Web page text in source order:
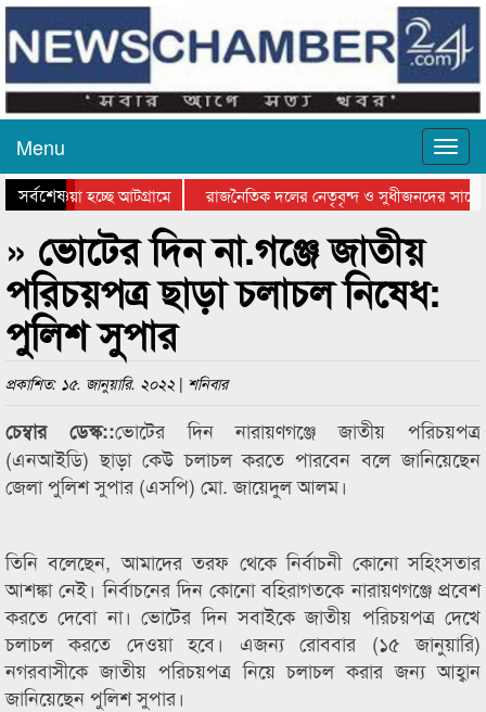
Menu
সর্বশেষ
যাওয়া হচ্ছে আটগ্রামে
রাজনৈতিক দলের নেতৃবৃন্দ ও সুধীজনদের সাথে
পুরস্কার বিতরণ সম্পন্ন
সিলেটে বাংলাদেশ গ্রুপ থিয়েটার
» ভোটের দিন না.গঞ্জে জাতীয়
পরিচয়পত্র ছাড়া চলাচল নিষেধ:
পুলিশ সুপার
প্রকাশিত: ১৫. জানুয়ারি. ২০২২ | শনিবার
চেম্বার ডেস্ক::ভোটের দিন নারায়ণগঞ্জে জাতীয় পরিচয়পত্র
(এনআইডি) ছাড়া কেউ চলাচল করতে পারবেন বলে জানিয়েছেন
জেলা পুলিশ সুপার (এসপি) মো. জায়েদুল আলম।
তিনি বলেছেন, আমাদের তরফ থেকে নির্বাচনী কোনো সহিংসতার
আশঙ্কা নেই। নির্বাচনের দিন কোনো বহিরাগতকে নারায়ণগঞ্জে প্রবেশ
করতে দেবো না। ভোটের দিন সবাইকে জাতীয় পরিচয়পত্র দেখে
চলাচল করতে দেওয়া হবে। এজন্য রোববার (১৫ জানুয়ারি)
নগরবাসীকে জাতীয় পরিচয়পত্র নিয়ে চলাচল করার জন্য আহ্বান
জানিয়েছেন পুলিশ সুপার।